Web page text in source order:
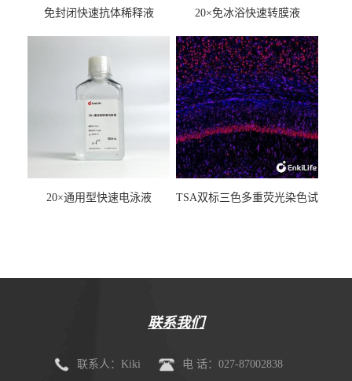
免封闭快速抗体稀释液 20×免冰浴快速转膜液
20×通用型快速电泳液
TSA双标三色多重荧光染色试
联系我们
联系人：Kiki 电 话：027-87002838